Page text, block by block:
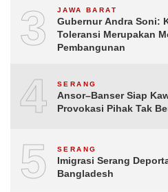
3 JAWA BARAT
Gubernur Andra Soni:
Toleransi Merupakan
Pembangunan
4 SERANG
Ansor–Banser Siap
Provokasi Pihak Tak
5 SERANG
Imigrasi Serang
Bangladesh